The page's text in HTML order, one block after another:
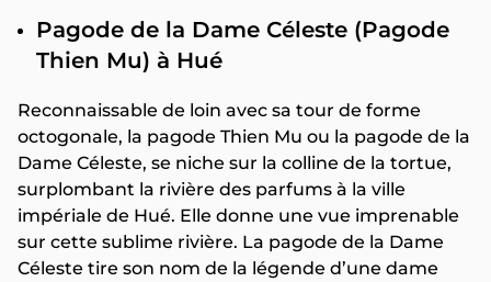
Pagode de la Dame Céleste (Pagode
Thien Mu) à Hué
Reconnaissable de loin avec sa tour de forme
octogonale, la pagode Thien Mu ou la pagode de la
Dame Céleste, se niche sur la colline de la tortue,
surplombant la rivière des parfums à la ville
impériale de Hué. Elle donne une vue imprenable
sur cette sublime rivière. La pagode de la Dame
Céleste tire son nom de la légende d’une dame